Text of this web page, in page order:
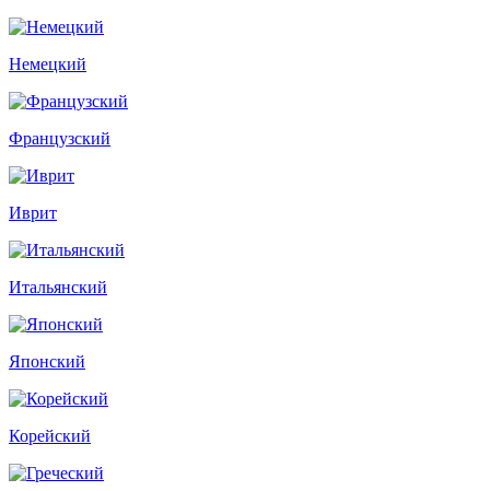
Немецкий
Французский
Иврит
Итальянский
Японский
Корейский